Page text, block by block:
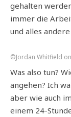
gehalten
immer die
und alles
©Jordan Whitfield
Was also tun?
angehen? Ich
aber wie auch
einem 24-